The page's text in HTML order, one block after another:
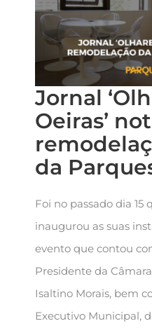
Jornal
Oeiras’
da
Foi no passado dia 15
inaugurou as suas
evento que contou
Presidente da
Isaltino Morais, bem
Executivo Municipal,